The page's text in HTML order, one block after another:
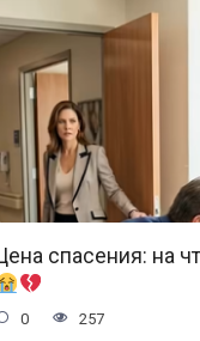
спасения: на
0 257